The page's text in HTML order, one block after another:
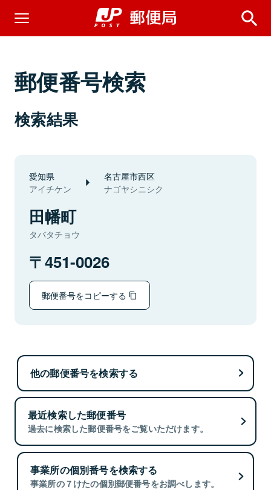
郵便番号検索
検索結果
愛知県
アイチケン
名古屋市西区
ナゴヤシニシク
田幡町
タバタチョウ
451-0026
郵便番号をコピーする
他の郵便番号を検索する
最近検索した郵便番号
過去に検索した郵便番号をご覧いただけます。
事業所の個別番号を検索する
事業所の７けたの個別郵便番号をお調べします。